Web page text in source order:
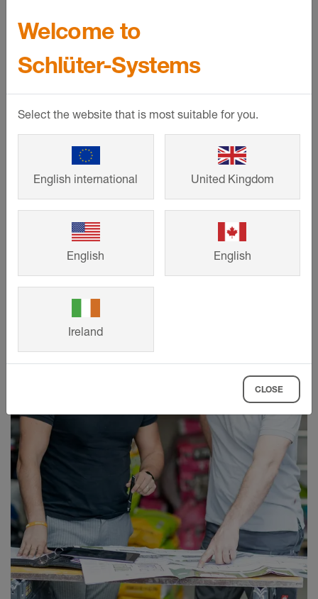
Alles auf einen Blick
Sämtliche Produktvarianten, Preise und
Kalkulationshilfen finden Sie in unseren
ZU DEN PREISLISTEN
Welcome to
Schlüter-Systems
Select the website that is most suitable for you.
English international United Kingdom
English English
Ireland
CLOSE